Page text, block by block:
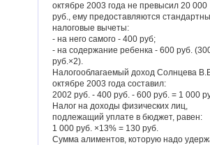
октябре 2003 года не превысил 20 000
руб., ему предоставляются
налоговые вычеты:
- на него самого - 400 руб;
- на содержание ребенка - 600 руб.
руб.×2).
Налогооблагаемый доход Солнцева
октябре 2003 года составил:
2002 руб. - 400 руб. - 600 руб. = 1 000
Налог на доходы физических лиц,
подлежащий уплате в бюджет, равен:
1 000 руб. ×13% = 130 руб.
Сумма алиментов, которую надо